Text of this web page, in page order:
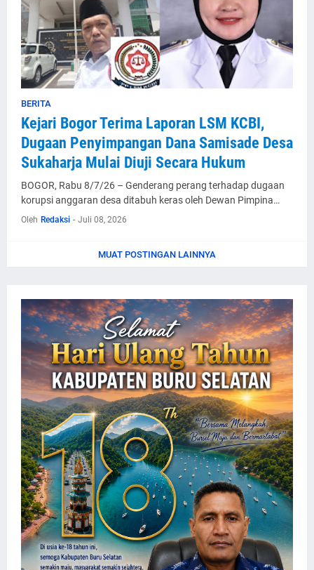
BERITA
Kejari Bogor Terima Laporan LSM KCBI,
Dugaan Penyimpangan Dana Samisade Desa
Sukaharja Mulai Diuji Secara Hukum
BOGOR, Rabu 8/7/26 – Genderang perang terhadap dugaan
korupsi anggaran desa ditabuh keras oleh Dewan Pimpina…
Oleh Redaksi - Juli 08, 2026
MUAT POSTINGAN LAINNYA